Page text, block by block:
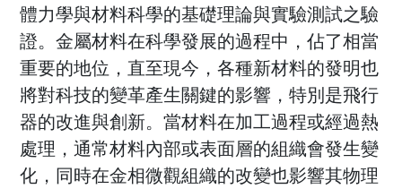
體力學與材料科學的基礎理論與實驗測試之驗
證。金屬材料在科學發展的過程中，佔了相當
重要的地位，直至現今，各種新材料的發明也
將對科技的變革產生關鍵的影響，特別是飛行
器的改進與創新。當材料在加工過程或經過熱
處理，通常材料內部或表面層的組織會發生變
化，同時在金相微觀組織的改變也影響其物理